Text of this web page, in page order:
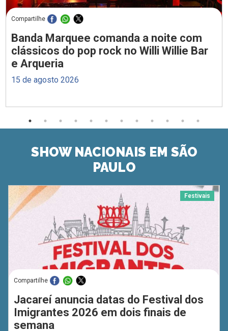
Compartilhe
Banda Marquee comanda a noite com
clássicos do pop rock no Willi Willie Bar
e Arqueria
15 de agosto 2026
SHOW NACIONAIS EM SÃO
PAULO
Festivais
Compartilhe
Jacareí anuncia datas do Festival dos
Imigrantes 2026 em dois finais de
semana